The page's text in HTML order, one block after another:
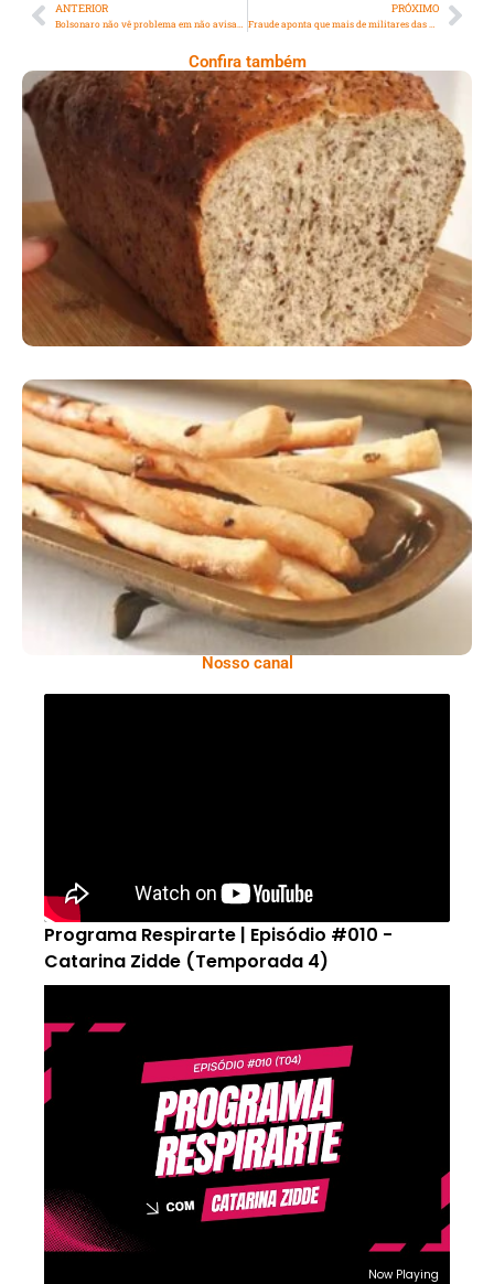
ANTERIOR
Bolsonaro não vê problema em não avisar Teich sobre decreto de serviços essenciais
PRÓXIMO
Fraude aponta que mais de militares das Forças Armadas receberam indevidamente o auxílio emergencial
Confira também
Comer Bem: Pão Low Carb
Comer Bem: Palitinhos De Cebola E Salsa
Nosso canal
Programa Respirarte | Episódio #010 -
Catarina Zidde (Temporada 4)
Now Playing